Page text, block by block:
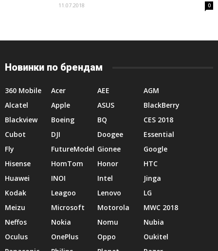
11.07.2018 0
Новинки по брендам
360 Mobile Acer AEE
AGM
Alcatel
Apple ASUS
BlackBerry
Blackview
Boeing BQ
CES 2018
Cubot
DJI Doogee
Essential
Fly
FutureModel Gionee
Google
Hisense
HomTom Honor
HTC
Huawei
INOI Intel
Jinga
Kodak
Leagoo Lenovo
LG
Meizu
Microsoft Motorola
MWC 2018
Neffos
Nokia Nomu
Nubia
Oculus
OnePlus Oppo
Oukitel